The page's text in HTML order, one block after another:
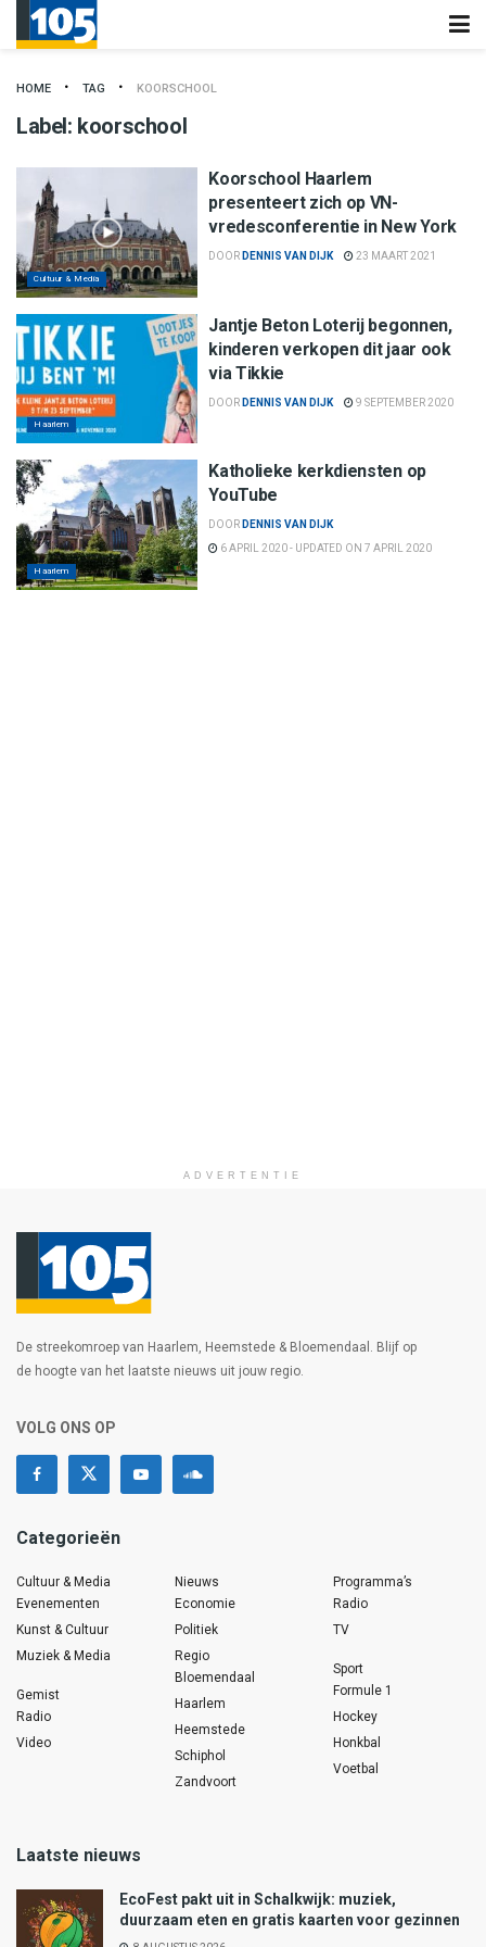
HOME TAG KOORSCHOOL
Label: koorschool
Cultuur & Media
Koorschool Haarlem
presenteert zich op VN-
vredesconferentie in New York
DOOR DENNIS VAN DIJK 23 MAART 2021
Haarlem
Jantje Beton Loterij begonnen,
kinderen verkopen dit jaar ook
via Tikkie
DOOR DENNIS VAN DIJK 9 SEPTEMBER 2020
Haarlem
Katholieke kerkdiensten op
YouTube
DOOR DENNIS VAN DIJK
6 APRIL 2020 - UPDATED ON 7 APRIL 2020
ADVERTENTIE
De streekomroep van Haarlem, Heemstede & Bloemendaal. Blijf op
de hoogte van het laatste nieuws uit jouw regio.
VOLG ONS OP
Categorieën
Cultuur & Media
Evenementen
Kunst & Cultuur
Muziek & Media
Gemist
Radio
Video
Nieuws
Economie
Politiek
Regio
Bloemendaal
Haarlem
Heemstede
Schiphol
Zandvoort
Programma’s
Radio
TV
Sport
Formule 1
Hockey
Honkbal
Voetbal
Laatste nieuws
EcoFest pakt uit in Schalkwijk: muziek,
duurzaam eten en gratis kaarten voor gezinnen